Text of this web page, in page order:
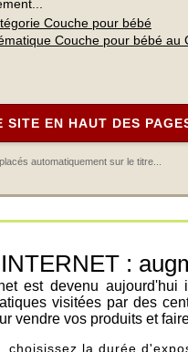
Couche pour bébé
Couche pour bébé au
SITE EN HAUT DES
automatiquement sur le titre...
:
est devenu
visitées par des
vendre vos produits et
choisissez la durée